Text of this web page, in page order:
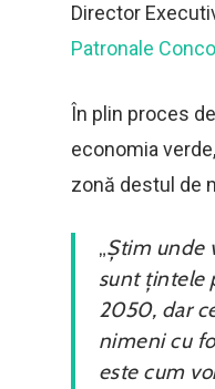
Director
Patronale
În plin proces
economia
zonă destul de
„Știm unde
sunt țintele
2050, dar
nimeni cu
este cum